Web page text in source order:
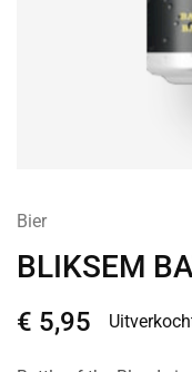
Bier
BLIKSEM
€ 5,95